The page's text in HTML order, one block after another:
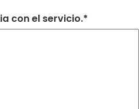
con el servicio.*